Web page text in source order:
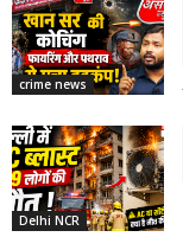
crime news
Delhi NCR